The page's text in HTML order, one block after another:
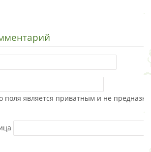
поля является приватным и не